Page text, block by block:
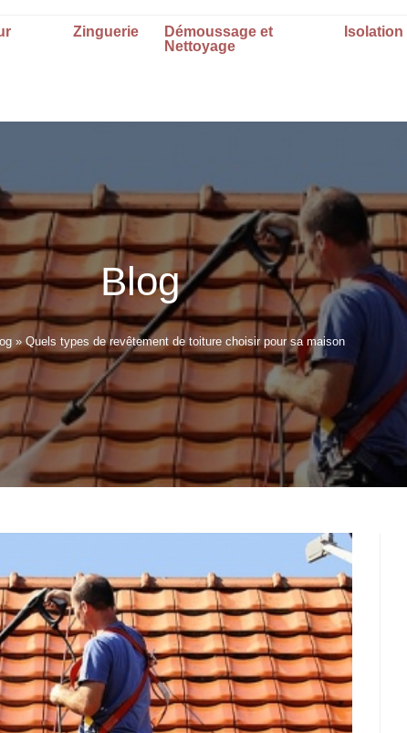
Zinguerie
Démoussage et
Nettoyage
Isolation
Blog
» Quels types de revêtement de toiture choisir pour sa maison